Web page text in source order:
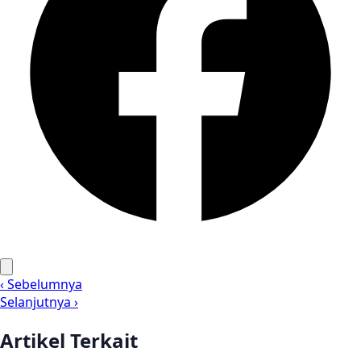
‹ Sebelumnya
Selanjutnya ›
Artikel Terkait